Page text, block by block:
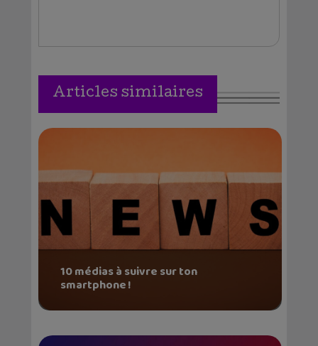
Articles similaires
10 médias à suivre sur ton
smartphone !